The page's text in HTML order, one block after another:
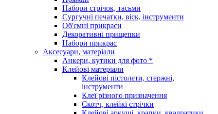
Набори стрічок, тасьми
Сургучні печатки, віск, інструменти
Об'ємні прикраси
Декоративні прищепки
Набори прикрас
Аксесуари, матеріали
Анкери, кутики для фото *
Клейові матеріали
Клейові пістолети, стержні,
інструменти
Клеї різного призначення
Скотч, клейкі стрічки